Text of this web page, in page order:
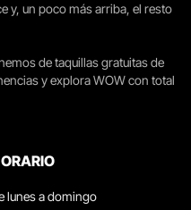
y, un poco más arriba, el resto
de taquillas gratuitas de
y explora WOW con total
lunes a domingo